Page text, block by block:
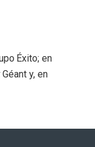
Éxito; en
y, en